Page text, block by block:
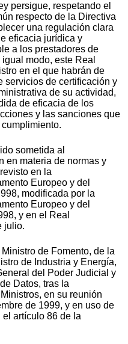
persigue, respetando el
respecto de la Directiva
una regulación clara
eficacia jurídica y
a los prestadores de
modo, este Real
en el que habrán de
servicios de certificación y
de su actividad,
de eficacia de los
y las sanciones que
sometida al
en materia de normas y
en la
Europeo y del
modificada por la
Europeo y del
y en el Real
julio.
de Fomento, de la
de Industria y Energía,
del Poder Judicial y
Datos, tras la
en su reunión
de 1999, y en uso de
el artículo 86 de la